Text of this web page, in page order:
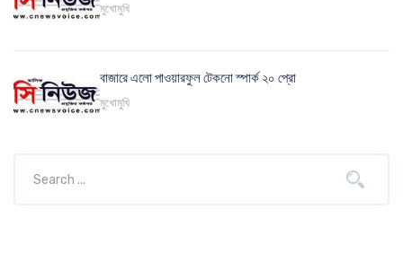
মুখোমুখি
বাজারে এলো পাওয়ারফুল টেকনো স্পার্ক ২০ প্রো
মুখোমুখি